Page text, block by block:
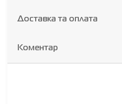
Доставка та оплата
Коментар